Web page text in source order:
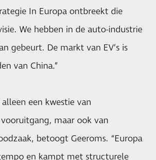
In Europa ontbreekt die
We hebben in de auto-industrie
gebeurt. De markt van EV’s is
van China.”
een kwestie van
maar ook van
betoogt Geeroms. “Europa
en kampt met structurele